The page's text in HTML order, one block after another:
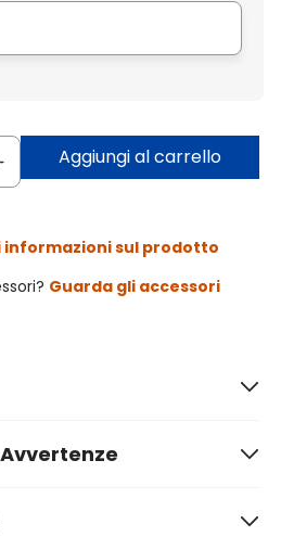
Aggiungi al carrello
informazioni sul prodotto
Guarda gli accessori